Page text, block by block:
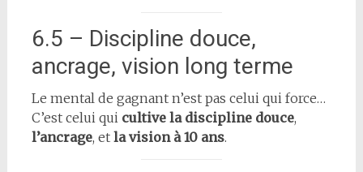
6.5 – Discipline douce,
ancrage, vision long terme
Le mental de gagnant n’est pas celui qui force…
C’est celui qui cultive la discipline douce,
l’ancrage, et la vision à 10 ans.